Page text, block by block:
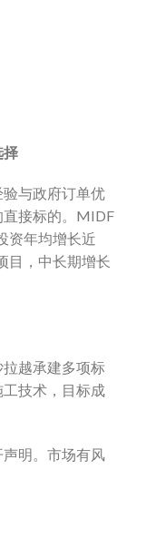
择
与政府订单优
直接标的。MIDF
资年均增长近
目，中长期增长
越承建多项标
技术，目标成
明。市场有风